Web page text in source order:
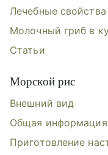
Лечебные свойства
Молочный гриб в
Статьи
Морской рис
Внешний вид
Общая информация
Приготовление